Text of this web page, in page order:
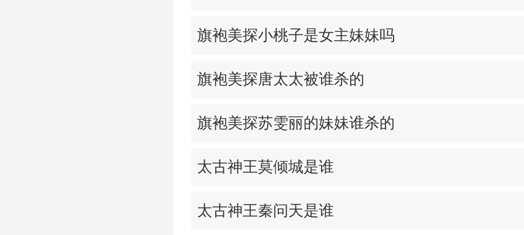
旗袍美探小桃子是女主妹妹吗
旗袍美探唐太太被谁杀的
旗袍美探苏雯丽的妹妹谁杀的
太古神王莫倾城是谁
太古神王秦问天是谁